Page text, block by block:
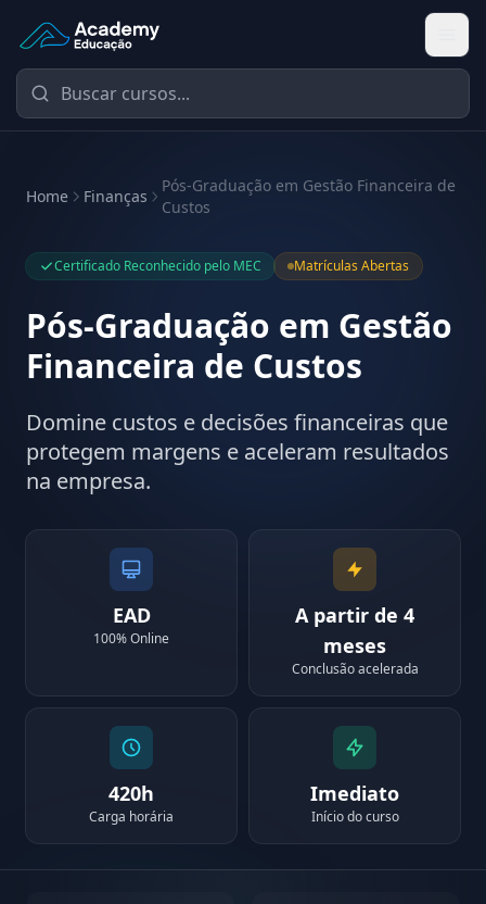
Academy Educação — Página Inicial
Home Finanças
Pós-Graduação em Gestão Financeira de
Custos
Certificado Reconhecido pelo MEC Matrículas Abertas
Pós-Graduação em Gestão
Financeira de Custos
Domine custos e decisões financeiras que
protegem margens e aceleram resultados
na empresa.
EAD
100% Online
A partir de 4
meses
Conclusão acelerada
420h
Carga horária
Imediato
Início do curso